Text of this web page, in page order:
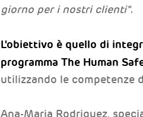
giorno per i nostri clienti".
L'obiettivo è quello di
programma The Human
utilizzando le competenze
Ana-Maria Rodriguez,